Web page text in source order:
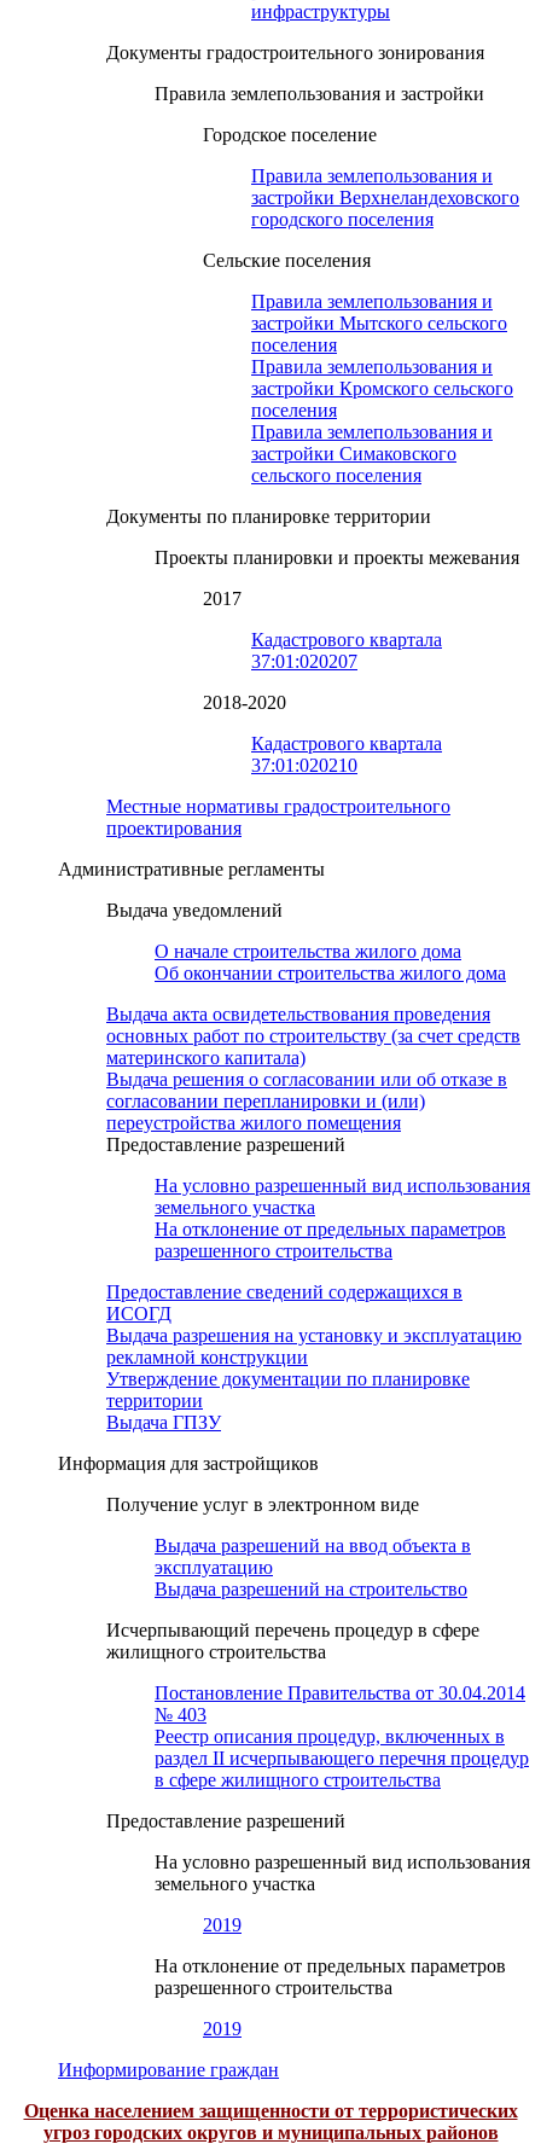
инфраструктуры
Документы градостроительного зонирования
Правила землепользования и застройки
Городское поселение
Правила землепользования и
застройки Верхнеландеховского
городского поселения
Сельские поселения
Правила землепользования и
застройки Мытского сельского
поселения
Правила землепользования и
застройки Кромского сельского
поселения
Правила землепользования и
застройки Симаковского
сельского поселения
Документы по планировке территории
Проекты планировки и проекты межевания
2017
Кадастрового квартала
37:01:020207
2018-2020
Кадастрового квартала
37:01:020210
Местные нормативы градостроительного
проектирования
Административные регламенты
Выдача уведомлений
О начале строительства жилого дома
Об окончании строительства жилого дома
Выдача акта освидетельствования проведения
основных работ по строительству (за счет средств
материнского капитала)
Выдача решения о согласовании или об отказе в
согласовании перепланировки и (или)
переустройства жилого помещения
Предоставление разрешений
На условно разрешенный вид использования
земельного участка
На отклонение от предельных параметров
разрешенного строительства
Предоставление сведений содержащихся в
ИСОГД
Выдача разрешения на установку и эксплуатацию
рекламной конструкции
Утверждение документации по планировке
территории
Выдача ГПЗУ
Информация для застройщиков
Получение услуг в электронном виде
Выдача разрешений на ввод объекта в
эксплуатацию
Выдача разрешений на строительство
Исчерпывающий перечень процедур в сфере
жилищного строительства
Постановление Правительства от 30.04.2014
№ 403
Реестр описания процедур, включенных в
раздел II исчерпывающего перечня процедур
в сфере жилищного строительства
Предоставление разрешений
На условно разрешенный вид использования
земельного участка
2019
На отклонение от предельных параметров
разрешенного строительства
2019
Информирование граждан
Оценка населением защищенности от террористических
угроз городских округов и муниципальных районов